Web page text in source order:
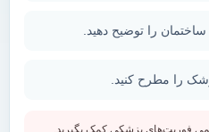
را توضیح دهید.
را مطرح کنید.